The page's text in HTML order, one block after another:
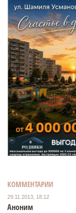
КОММЕНТАРИИ
29.11.2013, 18:12
Аноним